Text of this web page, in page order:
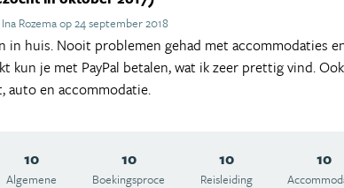
Rozema op 24 september 2018
in huis. Nooit problemen gehad met accommodaties
kun je met PayPal betalen, wat ik zeer prettig vind.
auto en accommodatie.
10
Algemene
10
Boekingsproce
10
Reisleiding
10